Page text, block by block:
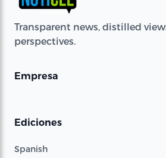
Transparent news, distilled
perspectives.
Empresa
Ediciones
Spanish